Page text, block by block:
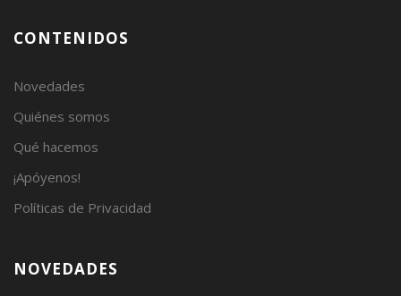
CONTENIDOS
Novedades
Quiénes somos
Qué hacemos
¡Apóyenos!
Políticas de Privacidad
NOVEDADES